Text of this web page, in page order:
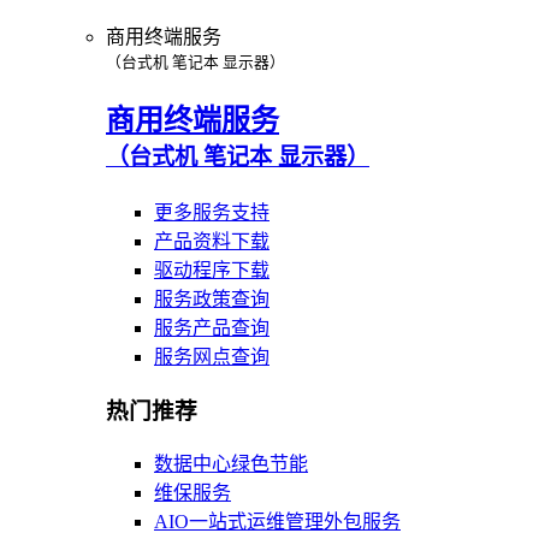
商用终端服务
（台式机 笔记本 显示器）
商用终端服务
（台式机 笔记本 显示器）
更多服务支持
产品资料下载
驱动程序下载
服务政策查询
服务产品查询
服务网点查询
热门推荐
数据中心绿色节能
维保服务
AIO一站式运维管理外包服务